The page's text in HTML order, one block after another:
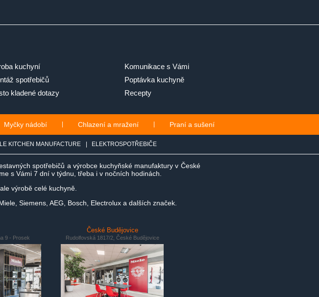
kuchyní
spotřebičů
kladené dotazy
Komunikace s Vámi
Poptávka kuchyně
Recepty
Myčky nádobí Chlazení a mražení Praní a sušení
KITCHEN MANUFACTURE ELEKTROSPOTŘEBIČE
spotřebičů a výrobce kuchyňské manufaktury v České
s Vámi 7 dní v týdnu, třeba i v nočních hodinách.
výrobě celé kuchyně.
Siemens, AEG, Bosch, Electrolux a dalších značek.
9 - Prosek
České Budějovice
Rudolfovská 1817/2, České Budějovice